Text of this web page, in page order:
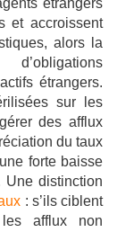
étrangers
et accroissent
alors la
étrangers.
sur les
des afflux
du taux
forte baisse
Une distinction
: s’ils ciblent
les afflux non